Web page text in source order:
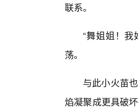
联系。
“舞姐姐！
荡。
与此小火苗
焰凝聚成更具破